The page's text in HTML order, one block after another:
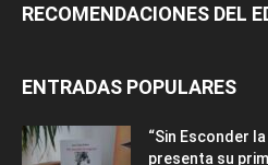
RECOMENDACIONES DEL
ENTRADAS POPULARES
“Sin Esconder
presenta su